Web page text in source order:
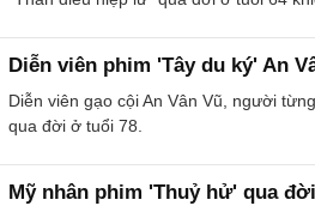
Diễn viên phim 'Tây du ký' An
Diễn viên gạo cội An Vân Vũ, người
qua đời ở tuổi 78.
Mỹ nhân phim 'Thuỷ hử' qua